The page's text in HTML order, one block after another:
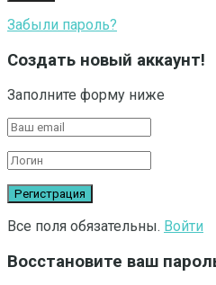
Забыли пароль?
Создать новый аккаунт!
Заполните форму ниже
Все поля обязательны. Войти
Восстановите ваш